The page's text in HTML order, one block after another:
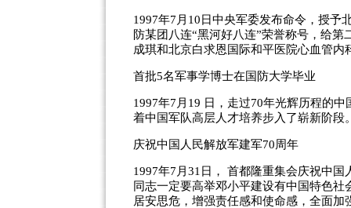
1997年7月10日中央军委发布命令，授予
防某团八连“黑河好八连”荣誉称号，给
成琪和北京白求恩国际和平医院心血管
首批5名军事学博士在国防大学毕业
1997年7月19 日，走过70年光辉历程的
着中国军队高层人才培养步入了崭新阶段
庆祝中国人民解放军建军70周年
1997年7月31日， 首都隆重集会庆祝中
同志一定要高举邓小平建设有中国特色
居安思危，增强责任感和使命感，全面